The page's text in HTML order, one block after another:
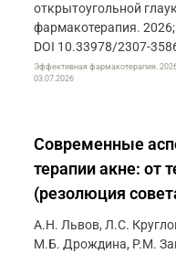
открытоугольной
фармакотерапия.
DOI 10.33978/2307-
Эффективная фармакотерапия.
03.07.2026
Современные
терапии акне: от
(резолюция
А.Н. Львов, Л.С.
М.Б. Дрождина, Р.М.